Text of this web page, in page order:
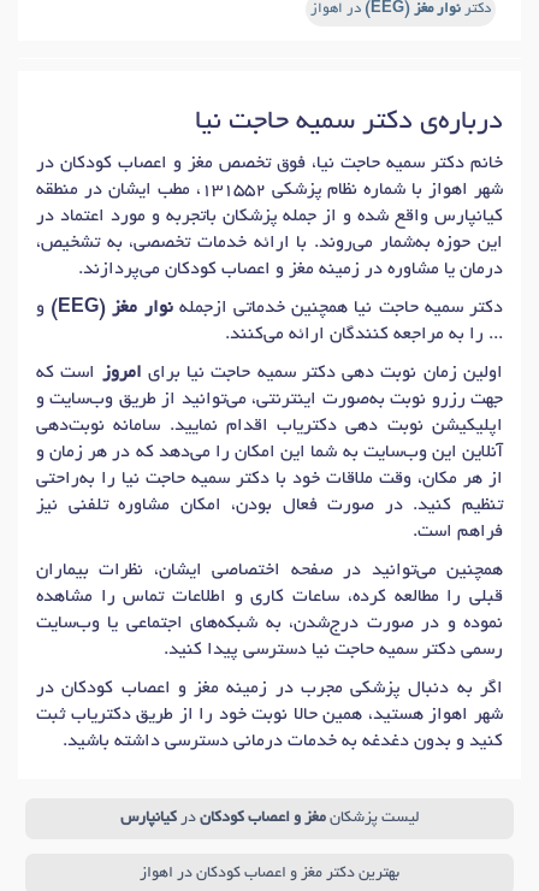
دکتر نوار مغز (EEG) در اهواز
درباره‌ی دکتر سمیه حاجت نیا
خانم دکتر سمیه حاجت نیا، فوق تخصص مغز و اعصاب کودکان در
شهر اهواز با شماره نظام پزشکی 131552، مطب ایشان در منطقه
کیانپارس واقع شده و از جمله پزشکان باتجربه و مورد اعتماد در
این حوزه به‌شمار می‌روند. با ارائه خدمات تخصصی، به تشخیص،
درمان یا مشاوره در زمینه مغز و اعصاب کودکان می‌پردازند.
دکتر سمیه حاجت نیا همچنین خدماتی ازجملهنوار مغز (EEG)
و
... را به مراجعه کنندگان ارائه می‌کنند.
اولین زمان نوبت دهی دکتر سمیه حاجت نیا برای امروز
است که
جهت رزرو نوبت به‌صورت اینترنتی، می‌توانید از طریق وب‌سایت و
اپلیکیشن نوبت دهی دکتریاب اقدام نمایید. سامانه نوبت‌دهی
آنلاین این وب‌سایت به شما این امکان را می‌دهد که در هر زمان و
از هر مکان، وقت ملاقات خود با دکتر سمیه حاجت نیا را به‌راحتی
تنظیم کنید. در صورت فعال بودن، امکان مشاوره تلفنی نیز
فراهم است.
همچنین می‌توانید در صفحه اختصاصی ایشان، نظرات بیماران
قبلی را مطالعه کرده، ساعات کاری و اطلاعات تماس را مشاهده
نموده و در صورت درج‌شدن، به شبکه‌های اجتماعی یا وب‌سایت
رسمی دکتر سمیه حاجت نیا دسترسی پیدا کنید.
اگر به دنبال پزشکی مجرب در زمینه مغز و اعصاب کودکان در
شهر اهواز هستید، همین حالا نوبت خود را از طریق دکتریاب ثبت
کنید و بدون دغدغه به خدمات درمانی دسترسی داشته باشید.
لیست پزشکانمغز و اعصاب کودکان درکیانپارس
بهترین دکتر مغز و اعصاب کودکان در اهواز